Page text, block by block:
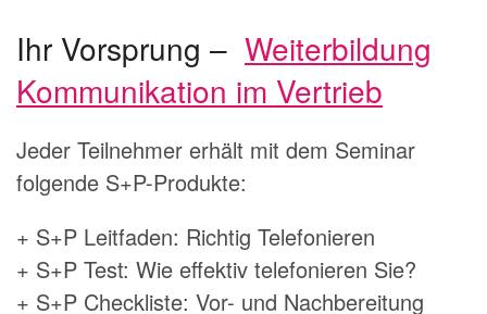
Ihr Vorsprung – Weiterbildung
Kommunikation im Vertrieb
Jeder Teilnehmer erhält mit dem Seminar
folgende S+P-Produkte:
+ S+P Leitfaden: Richtig Telefonieren
+ S+P Test: Wie effektiv telefonieren Sie?
+ S+P Checkliste: Vor- und Nachbereitung